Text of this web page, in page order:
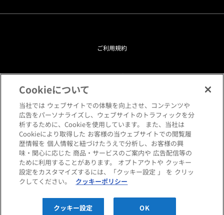
Copyright © HANKYU HOME STYLING Co.,LTD All rights reserved.
ご利用規約
プライバシーポリシー
クッキーポリシー
閲覧環境について
サイトマップ
Cookieについて
当社では ウェブサイトでの体験を向上させ、コンテンツや
広告をパーソナライズし、ウェブサイトのトラフィックを分
析するために、Cookieを使用しています。 また、当社は
Cookieにより取得した お客様の当ウェブサイトでの閲覧履
歴情報を 個人情報と紐づけたうえで分析し、お客様の興
味・関心に応じた 商品・サービスのご案内や 広告配信等の
ために利用することがあります。 オプトアウトや クッキー
設定をカスタマイズするには、「クッキー設定 」 を クリッ
クしてください。
クッキーポリシー
クッキー設定 OK